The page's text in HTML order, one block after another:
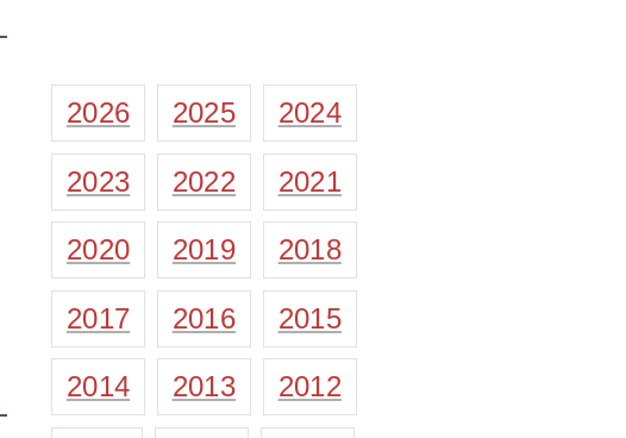
2026 2025 2024
2023 2022 2021
2020 2019 2018
2017 2016 2015
2014 2013 2012